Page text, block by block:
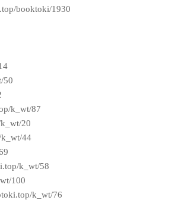
booktoki/1930
50
k_wt/87
20
44
k_wt/58
100
k_wt/76